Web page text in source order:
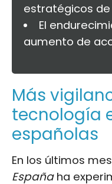
estratégicos
El
aumento de
Más
tecnología
españolas
En los últimos
Españaha